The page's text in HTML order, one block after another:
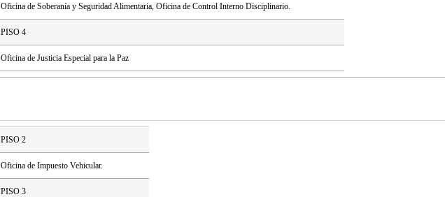
Oficina de Soberanía y Seguridad Alimentaria, Oficina de Control Interno Disciplinario.
PISO 4
Oficina de Justicia Especial para la Paz
PISO 2
Oficina de Impuesto Vehicular.
PISO 3